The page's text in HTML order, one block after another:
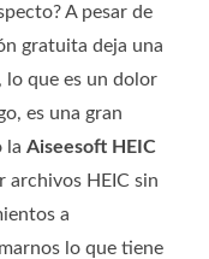
A pesar de
gratuita deja una
lo que es un dolor
es una gran
la Aiseesoft HEIC
archivos HEIC sin
a
lo que tiene